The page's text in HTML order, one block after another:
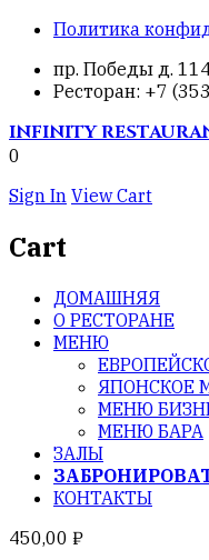
Политика
пр. Победы д.
Ресторан: +7
INFINITY
0
Sign In View Cart
Cart
ДОМАШНЯЯ
О РЕСТОРАНЕ
МЕНЮ
ЯПОНСКОЕ
МЕНЮ
МЕНЮ БАРА
ЗАЛЫ
КОНТАКТЫ
450,00 ₽